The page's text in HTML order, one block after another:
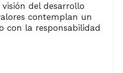
del desarrollo
contemplan un
con la responsabilidad